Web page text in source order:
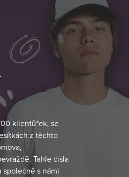
klientů*ek, se
z těchto
Tahle čísla
společně s námi